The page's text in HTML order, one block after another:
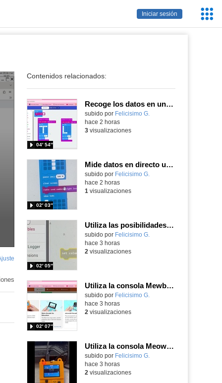
Iniciar sesión
pantalla
Contenidos relacionados:
Recoge los datos en una gráfica programando tu placa microbit con MakeCode y conoce la Tª y nivel de luz en este eclipse
Contenido educativo.
subido por Felicisimo G.
04′ 54″
hace 2 horas
3visualizaciones
Mide datos en directo usando tu placa microbit y programando con MakeCode dos placas conectadas por radio
Contenido educativo.
subido por Felicisimo G.
02′ 03″
hace 2 horas
1 visualizaciones
Utiliza las posibilidades de tu microbit programando com MakeCode para medir temperatura y nivel de luz con Datalogger
Contenido educativo.
subido por Felicisimo G.
02′ 05″
hace 3 horas
2 visualizaciones
Utiliza la consola Mewbit de Kittenbot para llevar tus juegos arcade de MakeCode a tu mano
Contenido educativo.
subido por Felicisimo G.
02′ 07″
hace 3 horas
2 visualizaciones
Utiliza la consola Meowbit de KIttenbot para jugar con tus programas MakeCode Arcade
Contenido educativo.
subido por Felicisimo G.
hace 3 horas
2 visualizaciones